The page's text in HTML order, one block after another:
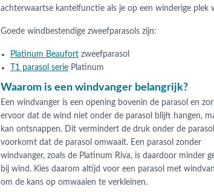
achterwaartse kantelfunctie als je op een winderige plek
Goede windbestendige zweefparasols zijn:
Platinum Beaufortzweefparasol
T1 parasol seriePlatinum
Waarom is een windvanger belangrijk?
Een windvanger is een opening bovenin de parasol en
ervoor dat de wind niet onder de parasol blijft hangen,
kan ontsnappen. Dit vermindert de druk onder de
voorkomt dat de parasol omwaait. Een parasol zonder
windvanger, zoals de Platinum Riva, is daardoor minder
bij wind. Kies daarom altijd voor een parasol met
om de kans op omwaaien te verkleinen.